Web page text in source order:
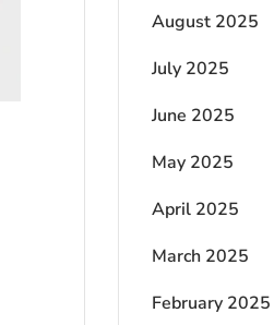
August 2025
July 2025
June 2025
May 2025
April 2025
March 2025
February 2025